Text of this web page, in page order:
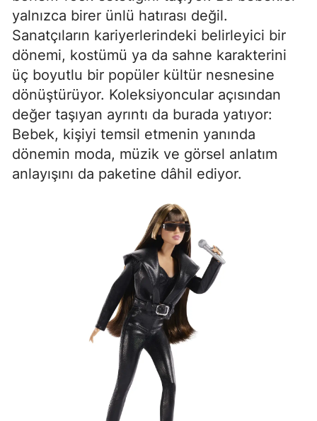
yalnızca birer ünlü hatırası değil.
Sanatçıların kariyerlerindeki belirleyici bir
dönemi, kostümü ya da sahne karakterini
üç boyutlu bir popüler kültür nesnesine
dönüştürüyor. Koleksiyoncular açısından
değer taşıyan ayrıntı da burada yatıyor:
Bebek, kişiyi temsil etmenin yanında
dönemin moda, müzik ve görsel anlatım
anlayışını da paketine dâhil ediyor.